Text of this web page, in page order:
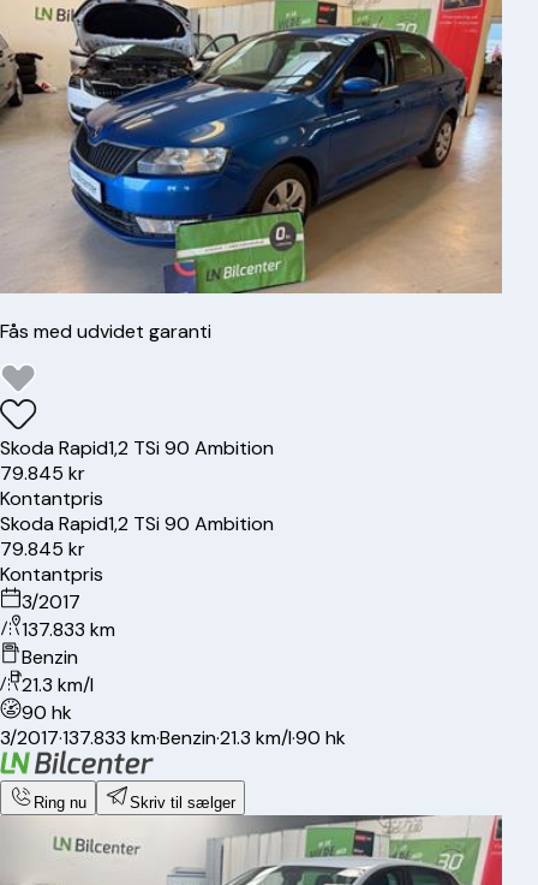
Fås med udvidet garanti
SkodaRapid1,2 TSi 90 Ambition
79.845 kr
Kontantpris
SkodaRapid1,2 TSi 90 Ambition
79.845 kr
Kontantpris
3/2017
137.833 km
Benzin
21.3 km/l
90 hk
3/2017·137.833 km·Benzin·21.3 km/l·90 hk
Ring nu Skriv til sælger